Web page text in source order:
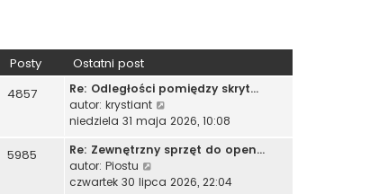
Posty Ostatni post
4857
Re: Odległości pomiędzy skryt…
autor: krystiant
y
w
e
niedziela 31 maja 2026, 10:08
5985
Re: Zewnętrzny sprzęt do open…
autor: Piostu
y
czwartek 30 lipca 2026, 22:04